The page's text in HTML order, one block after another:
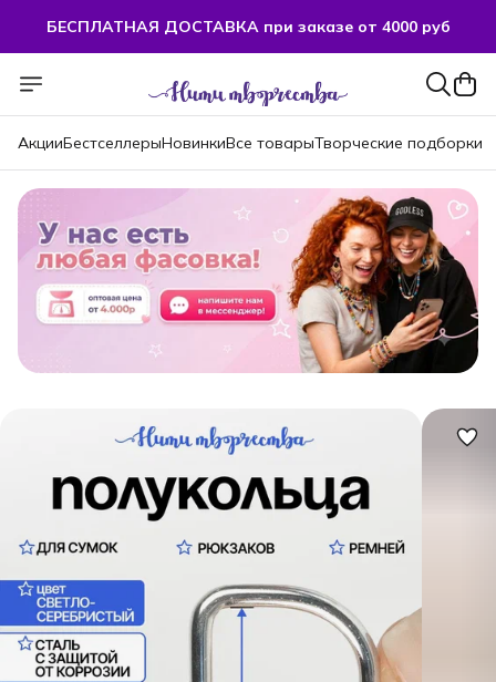
БЕСПЛАТНАЯ ДОСТАВКА при заказе от 4000 руб
БЕСПЛАТНАЯ ДОСТАВКА при заказе от 4000 руб
АкцииБестселлерыНовинкиВсе товарыТворческие подборки